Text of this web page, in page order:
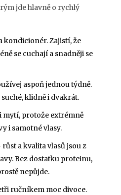
jde hlavně o rychlý
kondicionér. Zajistí, že
se cuchají a snadněji se
aspoň jednou týdně.
klidně i dvakrát.
mytí, protože extrémně
i samotné vlasy.
a kvalita vlasů jsou z
Bez dostatku proteinu,
nepůjde.
ručníkem moc divoce.